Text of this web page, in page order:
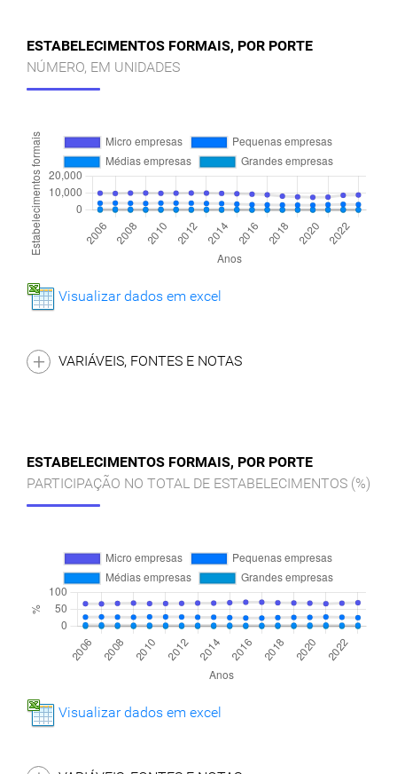
ESTABELECIMENTOS FORMAIS, POR PORTE
NÚMERO, EM UNIDADES
Visualizar dados em excel
VARIÁVEIS, FONTES E NOTAS
ESTABELECIMENTOS FORMAIS, POR PORTE
PARTICIPAÇÃO NO TOTAL DE ESTABELECIMENTOS (%)
Visualizar dados em excel